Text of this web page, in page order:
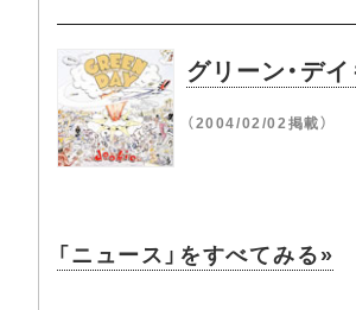
グリーン・デ
（2004/02/02掲載）
「ニュース」をすべてみる»